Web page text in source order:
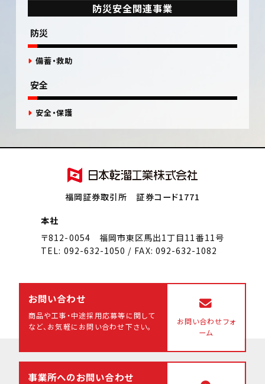
防災安全関連事業
防災
備蓄・救助
安全
安全・保護
福岡証券取引所 証券コード1771
本社
〒812-0054 福岡市東区馬出1丁目11番11号
TEL: 092-632-1050 / FAX: 092-632-1082
お問い合わせ
商品や工事・中途採用応募等に関して
など、 お気軽にお問い合わせ下さい。
お問い合わせフォ
ーム
事業所へのお問い合わせ